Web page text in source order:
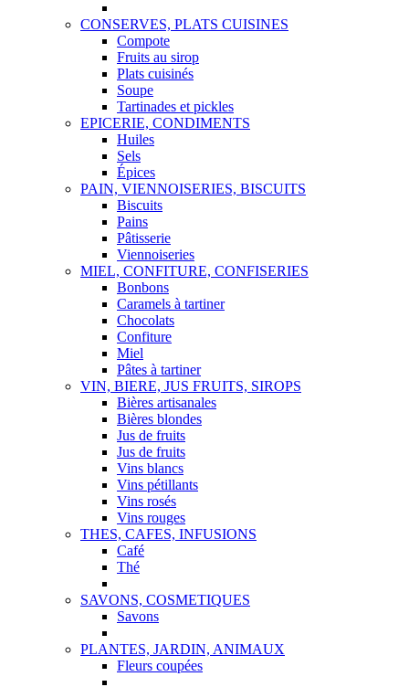
CONSERVES, PLATS CUISINES
Compote
Fruits au sirop
Plats cuisinés
Soupe
Tartinades et pickles
EPICERIE, CONDIMENTS
Huiles
Sels
Épices
PAIN, VIENNOISERIES, BISCUITS
Biscuits
Pains
Pâtisserie
Viennoiseries
MIEL, CONFITURE, CONFISERIES
Bonbons
Caramels à tartiner
Chocolats
Confiture
Miel
Pâtes à tartiner
VIN, BIERE, JUS FRUITS, SIROPS
Bières artisanales
Bières blondes
Jus de fruits
Jus de fruits
Vins blancs
Vins pétillants
Vins rosés
Vins rouges
THES, CAFES, INFUSIONS
Café
Thé
SAVONS, COSMETIQUES
Savons
PLANTES, JARDIN, ANIMAUX
Fleurs coupées